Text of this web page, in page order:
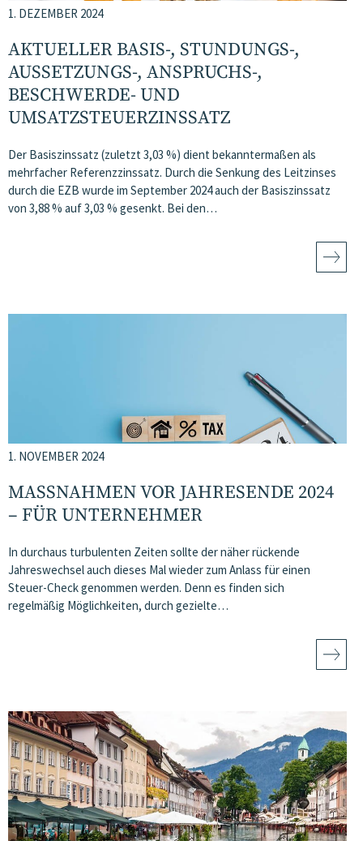
1. DEZEMBER 2024
AKTUELLER BASIS-, STUNDUNGS-,
AUSSETZUNGS-, ANSPRUCHS-,
BESCHWERDE- UND
UMSATZSTEUERZINSSATZ
Der Basiszinssatz (zuletzt 3,03 %) dient bekanntermaßen als
mehrfacher Referenzzinssatz. Durch die Senkung des Leitzinses
durch die EZB wurde im September 2024 auch der Basiszinssatz
von 3,88 % auf 3,03 % gesenkt. Bei den…
1. NOVEMBER 2024
MASSNAHMEN VOR JAHRESENDE 2024 –
FÜR UNTERNEHMER
In durchaus turbulenten Zeiten sollte der näher rückende
Jahreswechsel auch dieses Mal wieder zum Anlass für einen
Steuer-Check genommen werden. Denn es finden sich
regelmäßig Möglichkeiten, durch gezielte…